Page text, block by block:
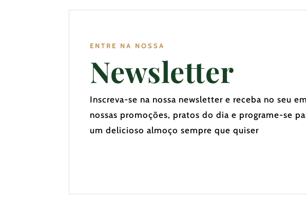
ENTRE NA NOSSA
Newsletter
Inscreva-se na nossa newsletter e receba no seu
nossas promoções, pratos do dia e programe-se
um delicioso almoço sempre que quiser